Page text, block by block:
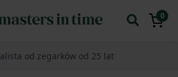
0
od zegarków od 25 lat